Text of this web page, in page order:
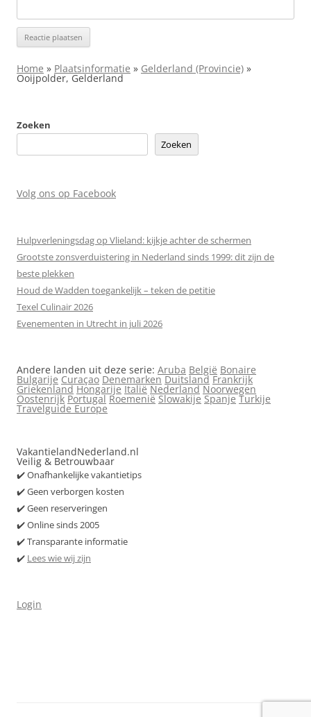
Home » Plaatsinformatie » Gelderland (Provincie) »
Ooijpolder, Gelderland
Zoeken
Zoeken
Volg ons op Facebook
Hulpverleningsdag op Vlieland: kijkje achter de schermen
Grootste zonsverduistering in Nederland sinds 1999: dit zijn de
beste plekken
Houd de Wadden toegankelijk – teken de petitie
Texel Culinair 2026
Evenementen in Utrecht in juli 2026
Andere landen uit deze serie: Aruba België Bonaire
Bulgarije Curaçao Denemarken Duitsland Frankrijk
Griekenland Hongarije Italië Nederland Noorwegen
Oostenrijk Portugal Roemenië Slowakije Spanje Turkije
Travelguide Europe
VakantielandNederland.nl
Veilig & Betrouwbaar
✔️ Onafhankelijke vakantietips
✔️ Geen verborgen kosten
✔️ Geen reserveringen
✔️ Online sinds 2005
✔️ Transparante informatie
✔️ Lees wie wij zijn
Login